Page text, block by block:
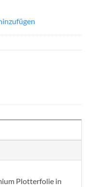
Plotterfolie in